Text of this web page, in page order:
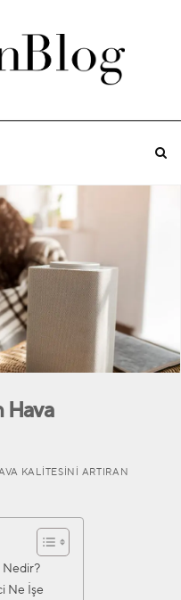
Hava
KALITESINI ARTIRAN
Nedir?
Ne İşe